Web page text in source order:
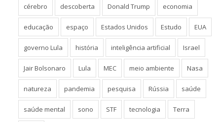
cérebro descoberta Donald Trump economia
educação espaço Estados Unidos Estudo EUA
governo Lula história inteligência artificial Israel
Jair Bolsonaro Lula MEC meio ambiente Nasa
natureza pandemia pesquisa Rússia saúde
saúde mental sono STF tecnologia Terra